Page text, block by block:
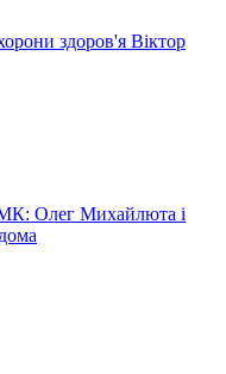
здоров'я Віктор
Олег Михайлюта і